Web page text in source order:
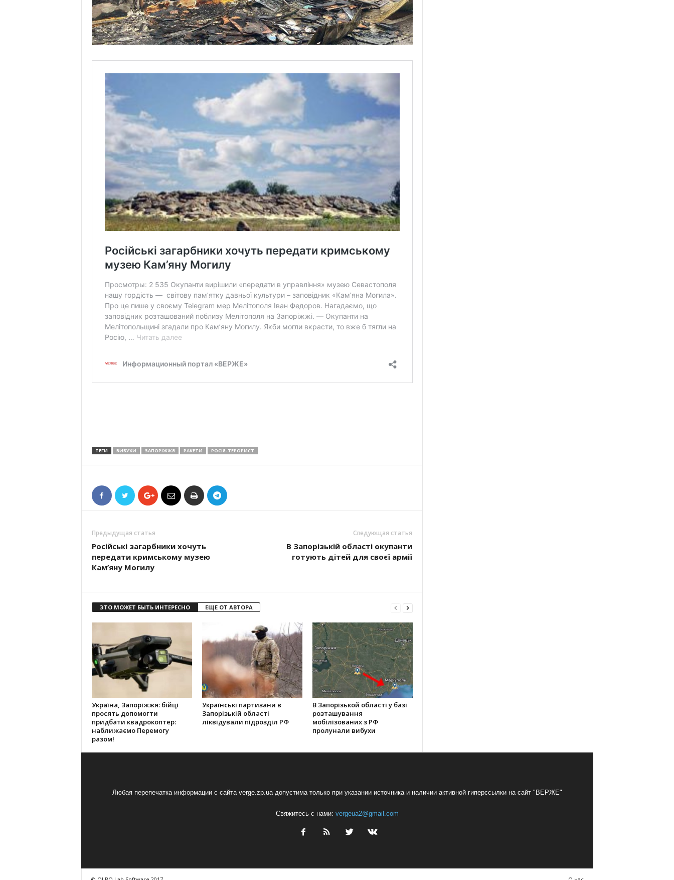
ТЕГИ ВИБУХИ ЗАПОРІЖЖЯ РАКЕТИ РОСІЯ-ТЕРОРИСТ
Предыдущая статья
Російські загарбники хочуть
передати кримському музею
Кам’яну Могилу
Следующая статья
В Запорізькій області окупанти
готують дітей для своєї армії
ЭТО МОЖЕТ БЫТЬ ИНТЕРЕСНО ЕЩЕ ОТ АВТОРА
Україна, Запоріжжя: бійці
просять допомогти
придбати квадрокоптер:
наближаємо Перемогу
разом!
Українські партизани в
Запорізькій області
ліквідували підрозділ РФ
В Запорізькой області у базі
розташування
мобілізованих з РФ
пролунали вибухи
Любая перепечатка информации с сайта verge.zp.ua допустима только при указании источника и наличии активной гиперссылки на сайт "ВЕРЖЕ"
Свяжитесь с нами: vergeua2@gmail.com